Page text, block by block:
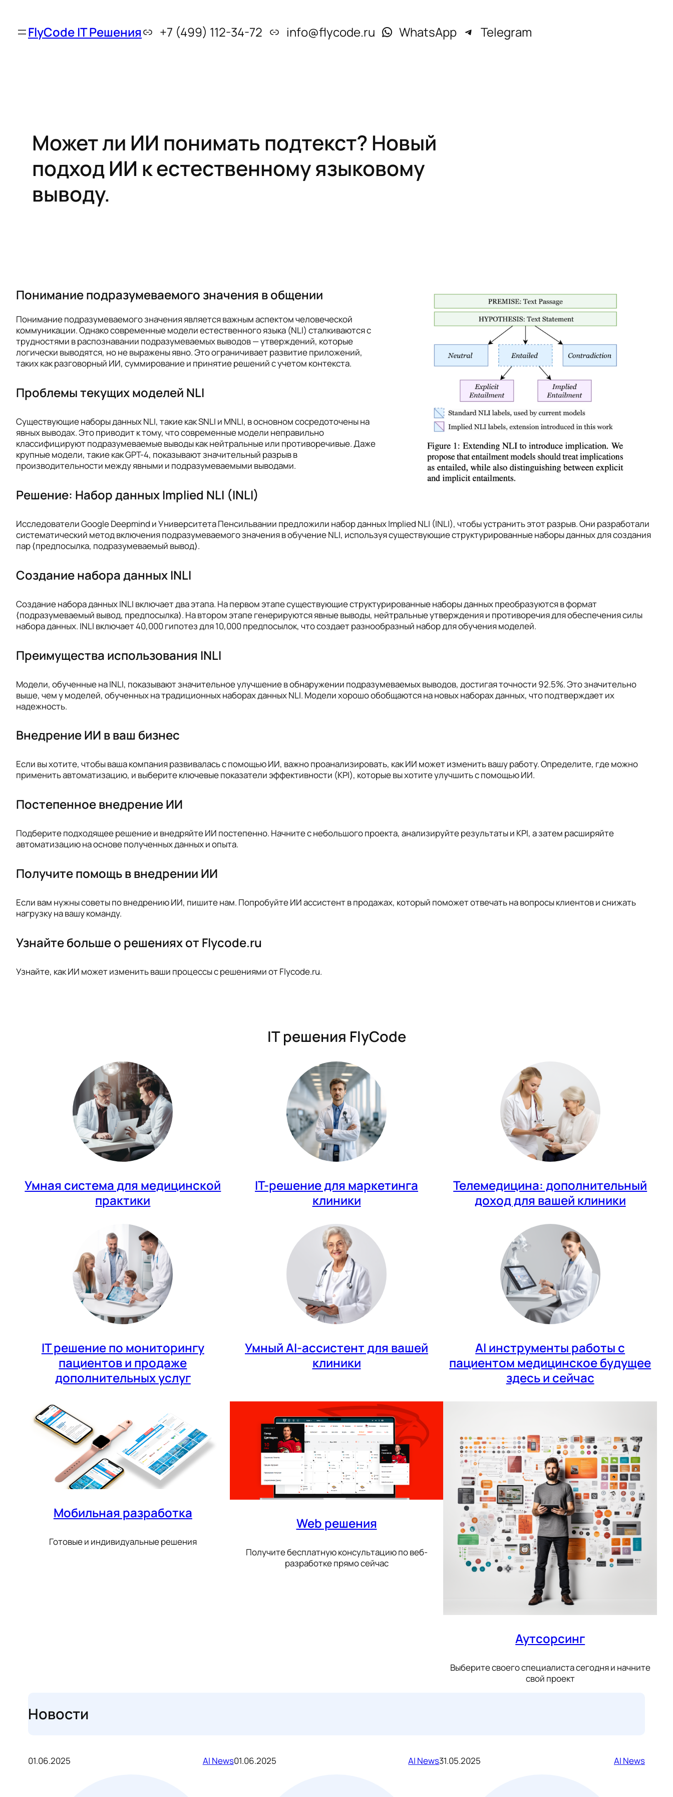
FlyCode IT Решения +7 (499) 112-34-72 info@flycode.ru WhatsApp Telegram
Может ли ИИ понимать подтекст? Новый
подход ИИ к естественному языковому
выводу.
Понимание подразумеваемого значения в общении
Понимание подразумеваемого значения является важным аспектом человеческой
коммуникации. Однако современные модели естественного языка (NLI) сталкиваются с
трудностями в распознавании подразумеваемых выводов — утверждений, которые
логически выводятся, но не выражены явно. Это ограничивает развитие приложений,
таких как разговорный ИИ, суммирование и принятие решений с учетом контекста.
Проблемы текущих моделей NLI
Существующие наборы данных NLI, такие как SNLI и MNLI, в основном сосредоточены на
явных выводах. Это приводит к тому, что современные модели неправильно
классифицируют подразумеваемые выводы как нейтральные или противоречивые. Даже
крупные модели, такие как GPT-4, показывают значительный разрыв в
производительности между явными и подразумеваемыми выводами.
Решение: Набор данных Implied NLI (INLI)
Исследователи Google Deepmind и Университета Пенсильвании предложили набор данных Implied NLI (INLI), чтобы устранить этот разрыв. Они разработали
систематический метод включения подразумеваемого значения в обучение NLI, используя существующие структурированные наборы данных для создания
пар ⟨предпосылка, подразумеваемый вывод⟩.
Создание набора данных INLI
Создание набора данных INLI включает два этапа. На первом этапе существующие структурированные наборы данных преобразуются в формат
⟨подразумеваемый вывод, предпосылка⟩. На втором этапе генерируются явные выводы, нейтральные утверждения и противоречия для обеспечения силы
набора данных. INLI включает 40,000 гипотез для 10,000 предпосылок, что создает разнообразный набор для обучения моделей.
Преимущества использования INLI
Модели, обученные на INLI, показывают значительное улучшение в обнаружении подразумеваемых выводов, достигая точности 92.5%. Это значительно
выше, чем у моделей, обученных на традиционных наборах данных NLI. Модели хорошо обобщаются на новых наборах данных, что подтверждает их
надежность.
Внедрение ИИ в ваш бизнес
Если вы хотите, чтобы ваша компания развивалась с помощью ИИ, важно проанализировать, как ИИ может изменить вашу работу. Определите, где можно
применить автоматизацию, и выберите ключевые показатели эффективности (KPI), которые вы хотите улучшить с помощью ИИ.
Постепенное внедрение ИИ
Подберите подходящее решение и внедряйте ИИ постепенно. Начните с небольшого проекта, анализируйте результаты и KPI, а затем расширяйте
автоматизацию на основе полученных данных и опыта.
Получите помощь в внедрении ИИ
Если вам нужны советы по внедрению ИИ, пишите нам. Попробуйте ИИ ассистент в продажах, который поможет отвечать на вопросы клиентов и снижать
нагрузку на вашу команду.
Узнайте больше о решениях от Flycode.ru
Узнайте, как ИИ может изменить ваши процессы с решениями от Flycode.ru.
IT решения FlyCode
Умная система для медицинской
практики
IT-решение для маркетинга
клиники
Телемедицина: дополнительный
доход для вашей клиники
IT решение по мониторингу
пациентов и продаже
дополнительных услуг
Умный AI-ассистент для вашей
клиники
AI инструменты работы с
пациентом медицинское будущее
здесь и сейчас
Мобильная разработка
Готовые и индивидуальные решения
Web решения
Получите бесплатную консультацию по веб-
разработке прямо сейчас
Аутсорсинг
Выберите своего специалиста сегодня и начните
свой проект
Новости
01.06.2025 AI News01.06.2025 AI News31.05.2025 AI News